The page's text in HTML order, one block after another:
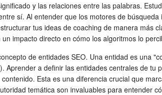
y las relaciones entre las palabras.
sí. Al entender que los motores de
tus ideas de coaching de manera más
impacto directo en cómo los algoritmos lo
de entidades SEO. Una entidad es una
a definir las entidades centrales de
Esta es una diferencia crucial que
temática son invaluables para entender